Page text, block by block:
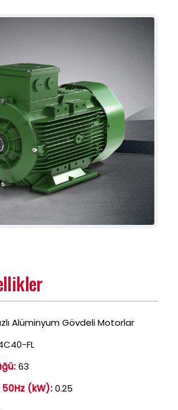
Alüminyum Gövdeli Motorlar
FL
63
(kW):0.25